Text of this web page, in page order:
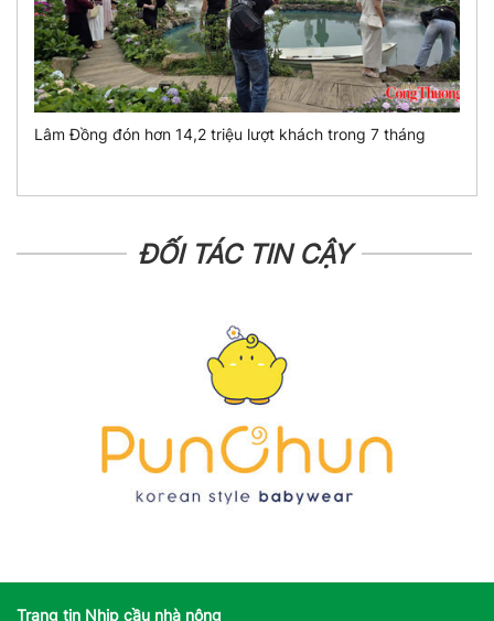
Lâm Đồng đón hơn 14,2 triệu lượt khách trong 7 tháng
ĐỐI TÁC TIN CẬY
Trang tin Nhịp cầu nhà nông